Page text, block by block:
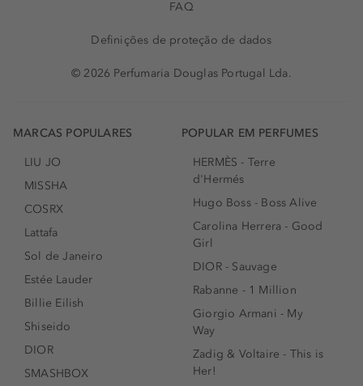
FAQ
Definições de proteção de dados
© 2026 Perfumaria Douglas Portugal Lda.
MARCAS POPULARES
LIU JO
MISSHA
COSRX
Lattafa
Sol de Janeiro
Estée Lauder
Billie Eilish
Shiseido
DIOR
SMASHBOX
POPULAR EM PERFUMES
HERMÈS - Terre
d'Hermés
Hugo Boss - Boss Alive
Carolina Herrera - Good
Girl
DIOR - Sauvage
Rabanne - 1 Million
Giorgio Armani - My
Way
Zadig & Voltaire - This is
Her!